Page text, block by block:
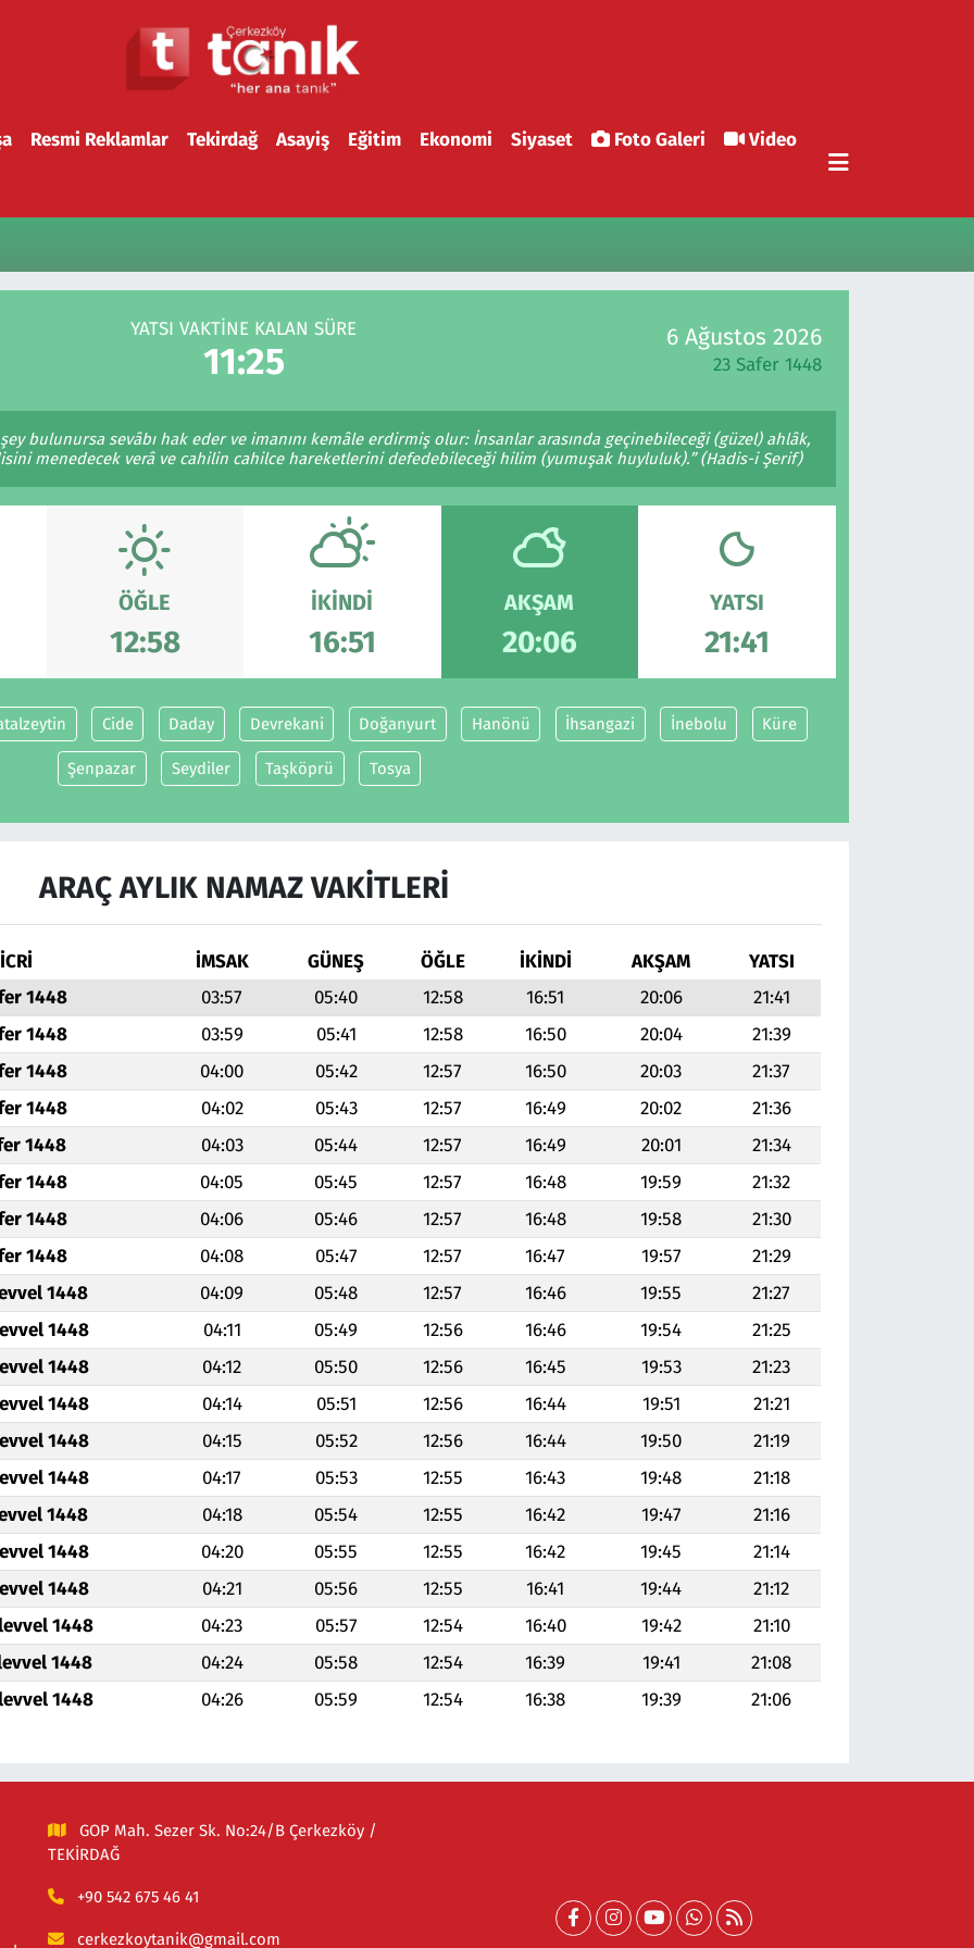
Resmi Reklamlar Tekirdağ Asayiş Eğitim Ekonomi Siyaset Foto Galeri
Video
YATSI VAKTİNE KALAN SÜRE
11:25
6 Ağustos 2026
23 Safer 1448
bulunursa sevâbı hak eder ve imanını kemâle erdirmiş olur: İnsanlar arasında geçinebileceği (güzel) ahlâk,
menedecek verâ ve cahilin cahilce hareketlerini defedebileceği hilim (yumuşak huyluluk).” (Hadis-i Şerif)
ÖĞLE
12:58
İKINDI
16:51
AKŞAM
20:06
YATSI
21:41
Cide Daday Devrekani Doğanyurt Hanönü İhsangazi İnebolu Küre
Şenpazar Seydiler Taşköprü Tosya
ARAÇ AYLIK NAMAZ VAKITLERI
İMSAK GÜNEŞ ÖĞLE İKINDI AKŞAM
YATSI
1448 03:57 05:40 12:58 16:51 20:06
21:41
1448 03:59 05:41 12:58 16:50 20:04
21:39
1448 04:00 05:42 12:57 16:50 20:03
21:37
1448 04:02 05:43 12:57 16:49 20:02
21:36
1448 04:03 05:44 12:57 16:49 20:01
21:34
1448 04:05 05:45 12:57 16:48 19:59
21:32
1448 04:06 05:46 12:57 16:48 19:58
21:30
1448 04:08 05:47 12:57 16:47 19:57
21:29
1448 04:09 05:48 12:57 16:46 19:55
21:27
1448 04:11 05:49 12:56 16:46 19:54
21:25
1448 04:12 05:50 12:56 16:45 19:53
21:23
1448 04:14 05:51 12:56 16:44 19:51
21:21
1448 04:15 05:52 12:56 16:44 19:50
21:19
1448 04:17 05:53 12:55 16:43 19:48
21:18
1448 04:18 05:54 12:55 16:42 19:47
21:16
1448 04:20 05:55 12:55 16:42 19:45
21:14
1448 04:21 05:56 12:55 16:41 19:44
21:12
1448 04:23 05:57 12:54 16:40 19:42
21:10
1448 04:24 05:58 12:54 16:39 19:41
21:08
1448 04:26 05:59 12:54 16:38 19:39 21:06
GOP Mah. Sezer Sk. No:24/B Çerkezköy /
TEKİRDAĞ
+90 542 675 46 41
cerkezkoytanik@gmail.com